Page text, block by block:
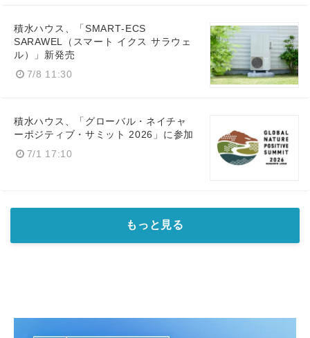
積水ハウス、「SMART‑ECS
SARAWEL（スマート イクス サラウェ
ル）」新発売
7/8 11:30
積水ハウス、「グローバル・ネイチャ
ーポジティブ・サミット 2026」に参加
7/1 17:10
もっと見る